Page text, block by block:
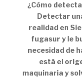
¿Cómo
Detectar
realidad en
fugasur y le
necesidad de
está el
maquinaria y